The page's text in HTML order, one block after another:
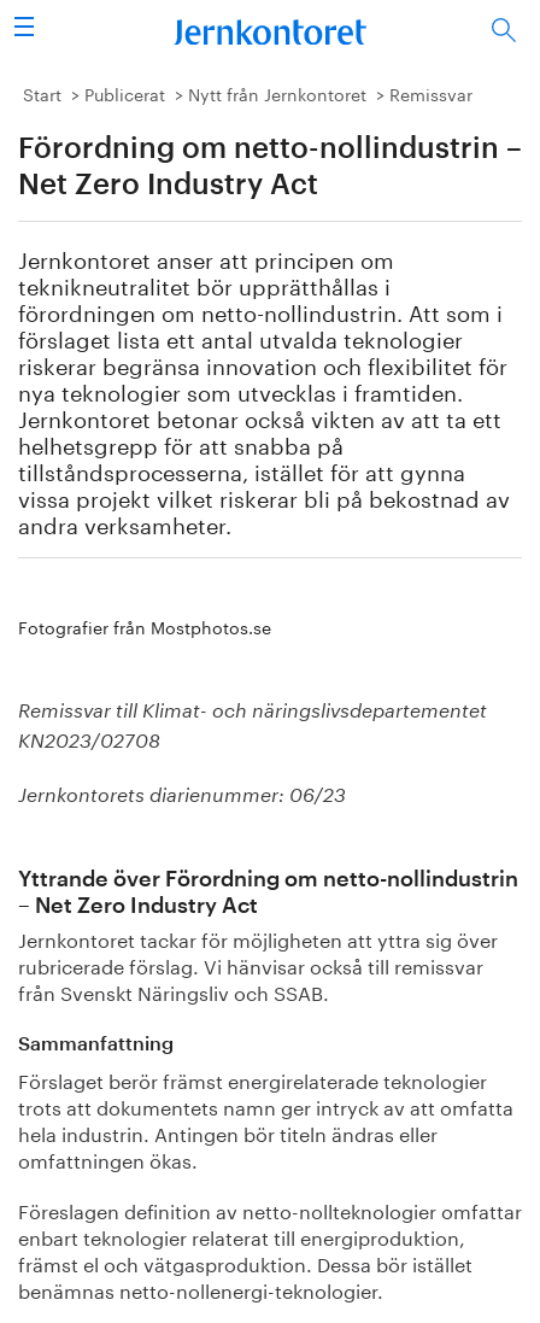
Sök
Stålindustrin
Vision 2050
Energi/miljö
Vi tycker
Publicerat
Bildbank
Om oss
Start Publicerat Nytt från Jernkontoret Remissvar
Förordning om netto-nollindustrin –
Net Zero Industry Act
Jernkontoret anser att principen om
teknikneutralitet bör upprätthållas i
förordningen om netto-nollindustrin. Att som i
förslaget lista ett antal utvalda teknologier
riskerar begränsa innovation och flexibilitet för
nya teknologier som utvecklas i framtiden.
Jernkontoret betonar också vikten av att ta ett
helhetsgrepp för att snabba på
tillståndsprocesserna, istället för att gynna
vissa projekt vilket riskerar bli på bekostnad av
andra verksamheter.
Fotografier från Mostphotos.se
Remissvar till Klimat- och näringslivsdepartementet
KN2023/02708
Jernkontorets diarienummer: 06/23
Yttrande över Förordning om netto-nollindustrin
– Net Zero Industry Act
Jernkontoret tackar för möjligheten att yttra sig över
rubricerade förslag. Vi hänvisar också till remissvar
från Svenskt Näringsliv och SSAB.
Sammanfattning
Förslaget berör främst energirelaterade teknologier
trots att dokumentets namn ger intryck av att omfatta
hela industrin. Antingen bör titeln ändras eller
omfattningen ökas.
Föreslagen definition av netto-nollteknologier omfattar
enbart teknologier relaterat till energiproduktion,
främst el och vätgasproduktion. Dessa bör istället
benämnas netto-nollenergi-teknologier.